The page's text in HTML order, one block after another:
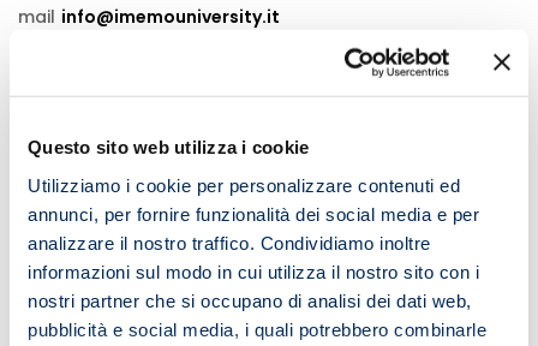
Questo sito web utilizza i cookie
Utilizziamo i cookie per personalizzare contenuti ed
annunci, per fornire funzionalità dei social media e per
analizzare il nostro traffico. Condividiamo inoltre
informazioni sul modo in cui utilizza il nostro sito con i
nostri partner che si occupano di analisi dei dati web,
pubblicità e social media, i quali potrebbero combinarle
mail info@imemouniversity.it
Lezione Live o video Lezione gratuita
a
vuoi capiremo quali sono le abitudini che è necessario
modificare per raggiungere i tuoi obiettivi.
Clicca Qui👍
Comments